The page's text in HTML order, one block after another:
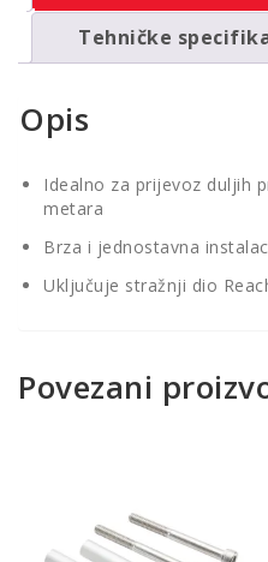
Tehničke
Opis
Idealno za prijevoz duljih
metara
Brza i jednostavna
Uključuje stražnji dio
Povezani